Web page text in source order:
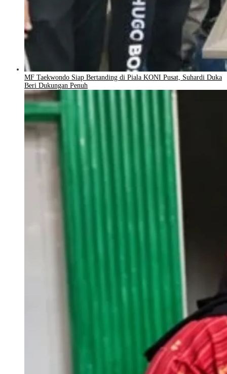
MF Taekwondo Siap Bertanding di Piala KONI Pusat, Suhardi Duka
Beri Dukungan Penuh